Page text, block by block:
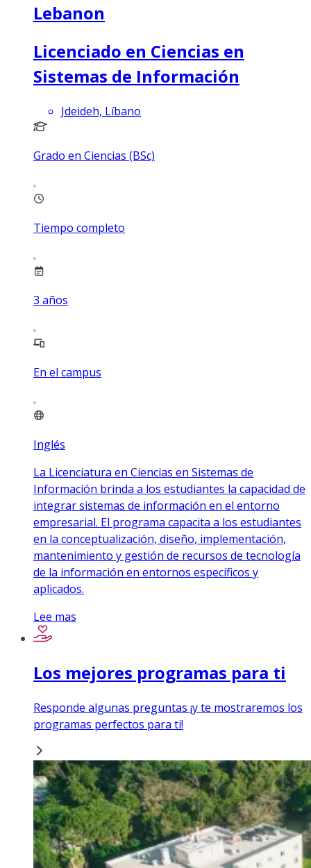
Lebanon
Licenciado en Ciencias en
Sistemas de Información
Jdeideh, Líbano
Grado en Ciencias (BSc)
Tiempo completo
3 años
En el campus
Inglés
La Licenciatura en Ciencias en Sistemas de
Información brinda a los estudiantes la capacidad de
integrar sistemas de información en el entorno
empresarial. El programa capacita a los estudiantes
en la conceptualización, diseño, implementación,
mantenimiento y gestión de recursos de tecnología
de la información en entornos específicos y
aplicados.
Lee mas
Los mejores programas para ti
Responde algunas preguntas ¡y te mostraremos los
programas perfectos para ti!